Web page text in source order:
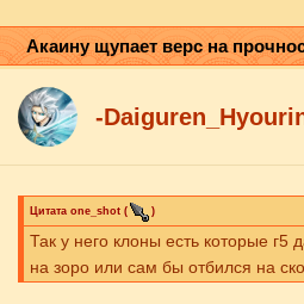
Акаину щупает верс на
-
Цитата one_shot ( )
Так у него клоны есть которые г5
на зоро или сам бы отбился на